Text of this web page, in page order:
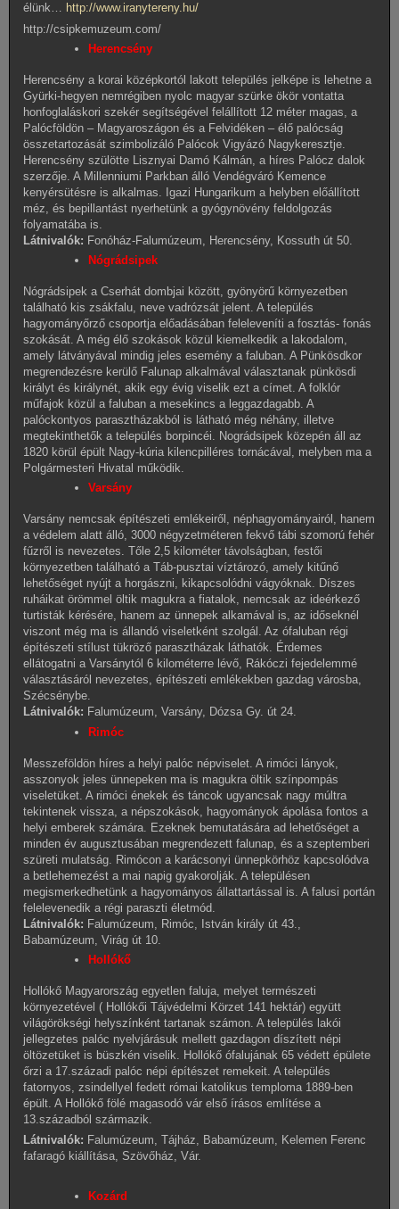
élünk… http://www.iranytereny.hu/
http://csipkemuzeum.com/
Herencsény
Herencsény a korai középkortól lakott település jelképe is lehetne a
Gyürki-hegyen nemrégiben nyolc magyar szürke ökör vontatta
honfoglaláskori szekér segítségével felállított 12 méter magas, a
Palócföldön – Magyaroszágon és a Felvidéken – élő palócság
összetartozását szimbolizáló Palócok Vigyázó Nagykeresztje.
Herencsény szülötte Lisznyai Damó Kálmán, a híres Palócz dalok
szerzője. A Millenniumi Parkban álló Vendégváró Kemence
kenyérsütésre is alkalmas. Igazi Hungarikum a helyben előállított
méz, és bepillantást nyerhetünk a gyógynövény feldolgozás
folyamatába is.
Látnivalók: Fonóház-Falumúzeum, Herencsény, Kossuth út 50.
Nógrádsipek
Nógrádsipek a Cserhát dombjai között, gyönyörű környezetben
található kis zsákfalu, neve vadrózsát jelent. A település
hagyományőrző csoportja előadásában feleleveníti a fosztás- fonás
szokását. A még élő szokások közül kiemelkedik a lakodalom,
amely látványával mindig jeles esemény a faluban. A Pünkösdkor
megrendezésre kerülő Falunap alkalmával választanak pünkösdi
királyt és királynét, akik egy évig viselik ezt a címet. A folklór
műfajok közül a faluban a mesekincs a leggazdagabb. A
palóckontyos parasztházakból is látható még néhány, illetve
megtekinthetők a település borpincéi. Nográdsipek közepén áll az
1820 körül épült Nagy-kúria kilencpilléres tornácával, melyben ma a
Polgármesteri Hivatal működik.
Varsány
Varsány nemcsak építészeti emlékeiről, néphagyományairól, hanem
a védelem alatt álló, 3000 négyzetméteren fekvő tábi szomorú fehér
fűzről is nevezetes. Tőle 2,5 kilométer távolságban, festői
környezetben található a Táb-pusztai víztározó, amely kitűnő
lehetőséget nyújt a horgászni, kikapcsolódni vágyóknak. Díszes
ruháikat örömmel öltik magukra a fiatalok, nemcsak az ideérkező
turtisták kérésére, hanem az ünnepek alkamával is, az időseknél
viszont még ma is állandó viseletként szolgál. Az ófaluban régi
építészeti stílust tükröző parasztházak láthatók. Érdemes
ellátogatni a Varsánytól 6 kilométerre lévő, Rákóczi fejedelemmé
választásáról nevezetes, építészeti emlékekben gazdag városba,
Szécsénybe.
Látnivalók: Falumúzeum, Varsány, Dózsa Gy. út 24.
Rimóc
Messzeföldön híres a helyi palóc népviselet. A rimóci lányok,
asszonyok jeles ünnepeken ma is magukra öltik színpompás
viseletüket. A rimóci énekek és táncok ugyancsak nagy múltra
tekintenek vissza, a népszokások, hagyományok ápolása fontos a
helyi emberek számára. Ezeknek bemutatására ad lehetőséget a
minden év augusztusában megrendezett falunap, és a szeptemberi
szüreti mulatság. Rimócon a karácsonyi ünnepkörhöz kapcsolódva
a betlehemezést a mai napig gyakorolják. A településen
megismerkedhetünk a hagyományos állattartással is. A falusi portán
felelevenedik a régi paraszti életmód.
Látnivalók: Falumúzeum, Rimóc, István király út 43.,
Babamúzeum, Virág út 10.
Hollókő
Hollókő Magyarország egyetlen faluja, melyet természeti
környezetével ( Hollókői Tájvédelmi Körzet 141 hektár) együtt
világörökségi helyszínként tartanak számon. A település lakói
jellegzetes palóc nyelvjárásuk mellett gazdagon díszített népi
öltözetüket is büszkén viselik. Hollókő ófalujának 65 védett épülete
őrzi a 17.századi palóc népi építészet remekeit. A település
fatornyos, zsindellyel fedett római katolikus temploma 1889-ben
épült. A Hollókő fölé magasodó vár első írásos említése a
13.századból származik.
Látnivalók: Falumúzeum, Tájház, Babamúzeum, Kelemen Ferenc
fafaragó kiállítása, Szövőház, Vár.
Kozárd